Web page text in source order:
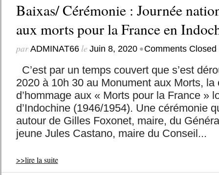
Baixas/ Cérémonie : Journée
aux morts pour la France en
par ADMINAT66le Juin 8, 2020 •Comments Closed
C’est par un temps couvert que s’est
2020 à 10h 30 au Monument aux Morts, la
d’hommage aux « Morts pour la France »
d’Indochine (1946/1954). Une cérémonie
autour de Gilles Foxonet, maire, du
jeune Jules Castano, maire du Conseil...
>>lire la suite